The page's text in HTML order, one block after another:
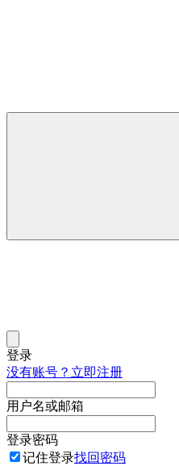
登录
没有账号？立即注册
用户名或邮箱
登录密码
记住登录找回密码